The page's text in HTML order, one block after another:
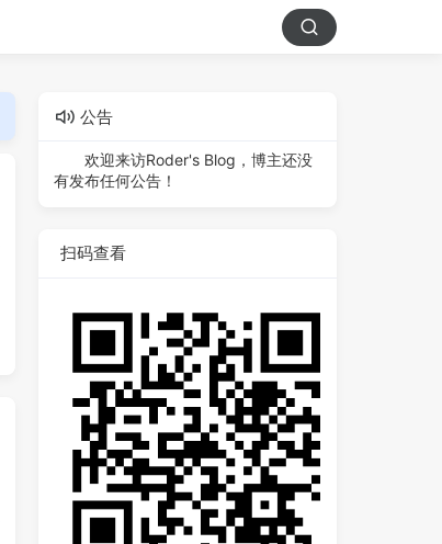
公告
欢迎来访Roder's Blog，博主还没
有发布任何公告！
扫码查看